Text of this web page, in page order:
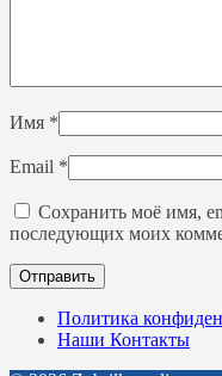
Имя *
Email *
Сохранить моё имя,
последующих моих
Политика
Наши Контакты